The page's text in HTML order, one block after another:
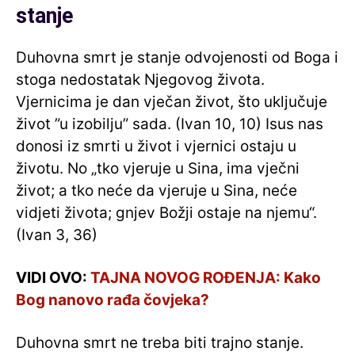
stanje
Duhovna smrt je stanje odvojenosti od Boga i
stoga nedostatak Njegovog života.
Vjernicima je dan vječan život, što uključuje
život ”u izobilju” sada. (Ivan 10, 10) Isus nas
donosi iz smrti u život i vjernici ostaju u
životu. No „tko vjeruje u Sina, ima vječni
život; a tko neće da vjeruje u Sina, neće
vidjeti života; gnjev Božji ostaje na njemu“.
(Ivan 3, 36)
VIDI OVO: TAJNA NOVOG ROĐENJA: Kako
Bog nanovo rađa čovjeka?
Duhovna smrt ne treba biti trajno stanje.